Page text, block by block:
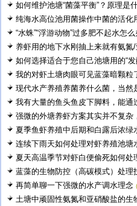
如何维护池塘“菌藻平衡”？原理是
纯海水高位池用菌操作中菌的活
“水蛛”“浮游动物”过多肥不起水怎
养虾用的地下水刚抽上来就有氨
如何选择适合于您自己池塘用的“发
我的对虾土塘肉眼可见蓝藻暗颗粒
现代水产养殖养菌养什么菌，当然
我有大量的鱼头鱼皮下脚料，能
强微的外塘养虾方案其实并不复杂
夏季鱼虾养殖中后期和白露后浓绿
连续下雨天如何处理对虾养殖池塘
夏天高温季节对虾白便偷死如何处
蓝藻的生物防控（高碳模式）处理
再简单聊一下强微的水产调水理念
土塘中顽固性氨氮和亚硝酸盐的生